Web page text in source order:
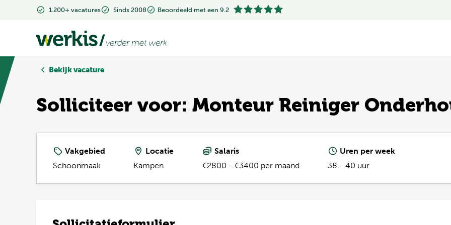
1.200+ vacatures Sinds 2008 Beoordeeld met een 9.2
1.200+ vacatures Sinds 2008 Beoordeeld met een 9.2
Bekijk vacature
Solliciteer voor: Monteur Reiniger
Vakgebied
Schoonmaak
Locatie
Kampen
Salaris
€2800 - €3400 per maand
Uren per week
38 - 40 uur